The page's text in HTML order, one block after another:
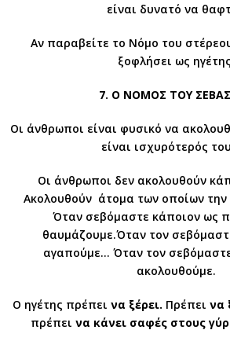
είναι δυνατό να
Αν παραβείτε το Νόμο του
ξοφλήσει ως
7. Ο ΝΟΜΟΣ ΤΟΥ
Οι άνθρωποι είναι φυσικό να
είναι ισχυρότερός
Oι άνθρωποι δεν ακολουθούν
Ακολουθούν άτομα των οποίων την
Όταν σεβόμαστε κάποιον ως
θαυμάζουμε.Όταν τον
αγαπούμε… Όταν τον
ακολουθούμε.
Ο ηγέτης πρέπει να ξέρει. Πρέπει να
πρέπει να κάνει σαφές στους